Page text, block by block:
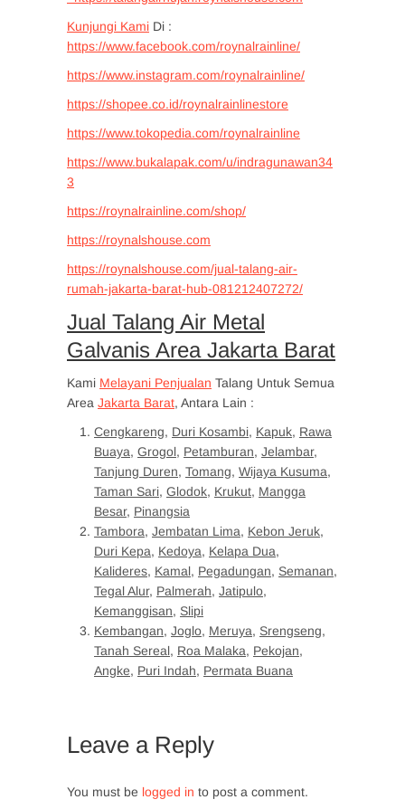
Kunjungi Kami Di :
https://www.facebook.com/roynalrainline/
https://www.instagram.com/roynalrainline/
https://shopee.co.id/roynalrainlinestore
https://www.tokopedia.com/roynalrainline
https://www.bukalapak.com/u/indragunawan34
3
https://roynalrainline.com/shop/
https://roynalshouse.com
https://roynalshouse.com/jual-talang-air-
rumah-jakarta-barat-hub-081212407272/
Jual Talang Air Metal
Galvanis Area Jakarta Barat
Kami Melayani Penjualan Talang Untuk Semua
Area Jakarta Barat, Antara Lain :
Cengkareng, Duri Kosambi, Kapuk, Rawa
Buaya, Grogol, Petamburan, Jelambar,
Tanjung Duren, Tomang, Wijaya Kusuma,
Taman Sari, Glodok, Krukut, Mangga
Besar, Pinangsia
Tambora, Jembatan Lima, Kebon Jeruk,
Duri Kepa, Kedoya, Kelapa Dua,
Kalideres, Kamal, Pegadungan, Semanan,
Tegal Alur, Palmerah, Jatipulo,
Kemanggisan, Slipi
Kembangan, Joglo, Meruya, Srengseng,
Tanah Sereal, Roa Malaka, Pekojan,
Angke, Puri Indah, Permata Buana
Leave a Reply
You must be logged in to post a comment.